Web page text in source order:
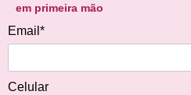
em primeira mão
Email*
Celular